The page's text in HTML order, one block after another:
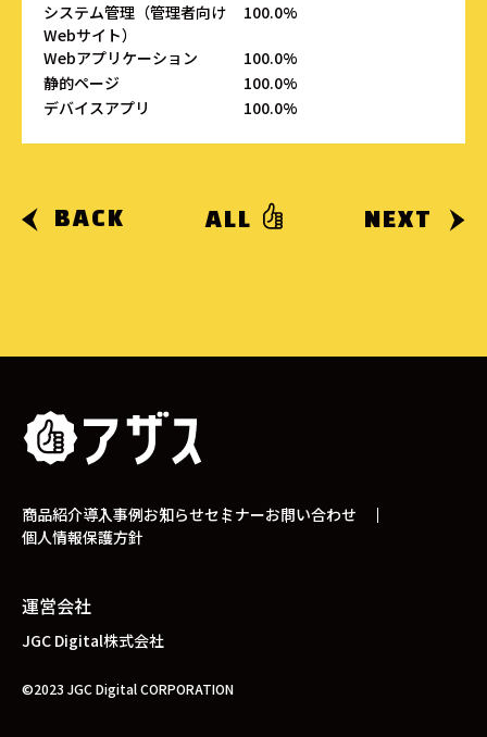
システム管理（管理者向け
Webサイト）
100.0%
Webアプリケーション
100.0%
静的ページ
100.0%
デバイスアプリ
100.0%
BACK ALL NEXT
商品紹介導入事例お知らせセミナーお問い合わせ
個人情報保護方針
運営会社
JGC Digital株式会社
©2023 JGC Digital CORPORATION